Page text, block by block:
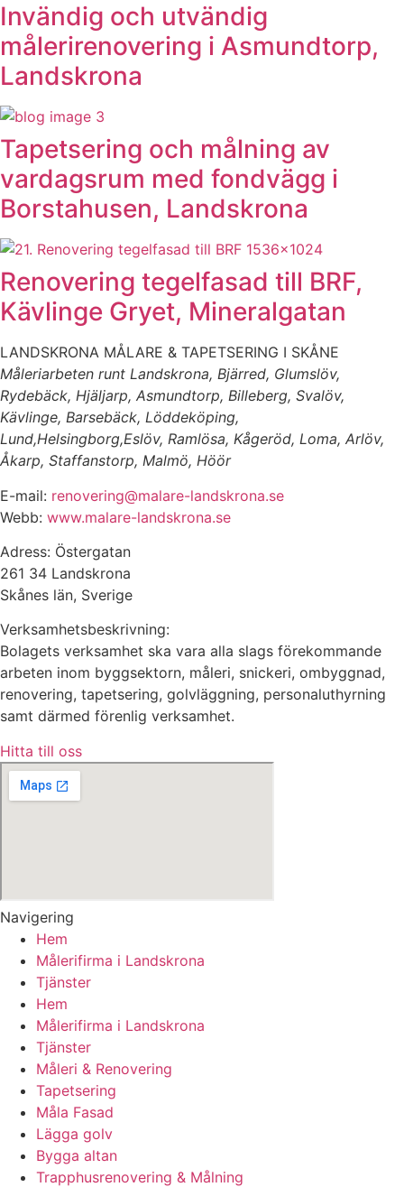
Invändig och utvändig
målerirenovering i Asmundtorp,
Landskrona
Tapetsering och målning av
vardagsrum med fondvägg i
Borstahusen, Landskrona
Renovering tegelfasad till BRF,
Kävlinge Gryet, Mineralgatan
LANDSKRONA MÅLARE & TAPETSERING I SKÅNE
Måleriarbeten runt Landskrona, Bjärred, Glumslöv,
Rydebäck, Hjäljarp, Asmundtorp, Billeberg, Svalöv,
Kävlinge, Barsebäck, Löddeköping,
Lund,Helsingborg,Eslöv, Ramlösa, Kågeröd, Loma, Arlöv,
Åkarp, Staffanstorp, Malmö, Höör
E-mail: renovering@malare-landskrona.se
Webb: www.malare-landskrona.se
Adress: Östergatan
261 34 Landskrona
Skånes län, Sverige
Verksamhetsbeskrivning:
Bolagets verksamhet ska vara alla slags förekommande
arbeten inom byggsektorn, måleri, snickeri, ombyggnad,
renovering, tapetsering, golvläggning, personaluthyrning
samt därmed förenlig verksamhet.
Hitta till oss
Navigering
Hem
Målerifirma i Landskrona
Tjänster
Hem
Målerifirma i Landskrona
Tjänster
Måleri & Renovering
Tapetsering
Måla Fasad
Lägga golv
Bygga altan
Trapphusrenovering & Målning